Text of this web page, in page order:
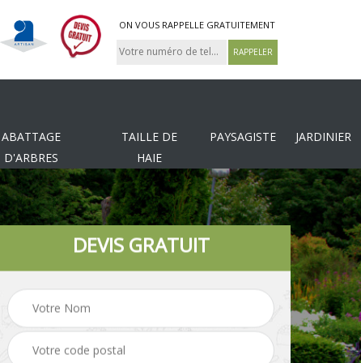
ON VOUS RAPPELLE GRATUITEMENT
ABATTAGE
D'ARBRES
TAILLE DE
HAIE
PAYSAGISTE JARDINIER
Tonte et réfection de Pose de clôture
DEVIS GRATUIT